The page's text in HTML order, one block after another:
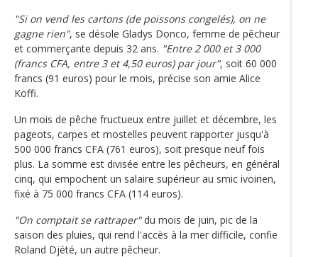
"Si on vend les cartons (de poissons congelés), on ne
gagne rien", se désole Gladys Donco, femme de pêcheur
et commerçante depuis 32 ans. "Entre 2 000 et 3 000
(francs CFA, entre 3 et 4,50 euros) par jour", soit 60 000
francs (91 euros) pour le mois, précise son amie Alice
Koffi.
Un mois de pêche fructueux entre juillet et décembre, les
pageots, carpes et mostelles peuvent rapporter jusqu'à
500 000 francs CFA (761 euros), soit presque neuf fois
plus. La somme est divisée entre les pêcheurs, en général
cinq, qui empochent un salaire supérieur au smic ivoirien,
fixé à 75 000 francs CFA (114 euros).
"On comptait se rattraper"du mois de juin, pic de la
saison des pluies, qui rend l'accès à la mer difficile, confie
Roland Djété, un autre pêcheur.